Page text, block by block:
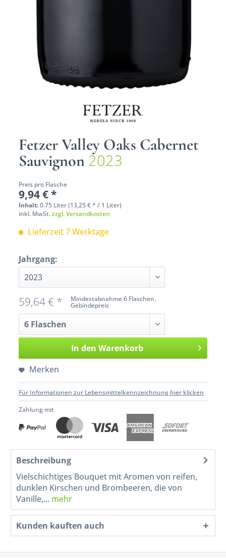
Fetzer Valley Oaks Cabernet
Sauvignon 2023
Preis pro Flasche
9,94 € *
Inhalt:0.75 Liter (13,25 € * / 1 Liter)
inkl. MwSt.zzgl. Versandkosten
Lieferzeit 7 Werktage
Jahrgang:
Mindestabnahme 6 Flaschen.
Gebindepreis
59,64 € *
In den Warenkorb
Merken
Für Informationen zur Lebensmittelkennzeichnung hier klicken
Zahlung mit
Beschreibung
Vielschichtiges Bouquet mit Aromen von reifen,
dunklen Kirschen und Brombeeren, die von
Vanille,... mehr
Kunden kauften auch